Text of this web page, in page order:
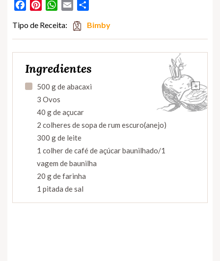
FacebookPinterestWhatsApp
Email
Tipo de Receita: Bimby
Ingredientes
+
500 g de abacaxi
3 Ovos
40 g de açucar
2 colheres de sopa de rum escuro(anejo)
300 g de leite
1 colher de café de açúcar baunilhado/1
vagem de baunilha
20 g de farinha
1 pitada de sal